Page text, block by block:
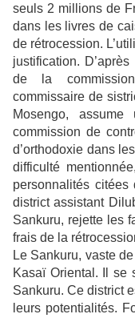
seuls 2 millions de
dans les livres de
de rétrocession.
justification.
de la
commissaire de
Mosengo,
commission de
d’orthodoxie dans
difficulté
personnalités
district assistant
Sankuru, rejette les
frais de la
Le Sankuru, vaste
Kasaï Oriental. Il se
Sankuru. Ce district
leurs potentialités.